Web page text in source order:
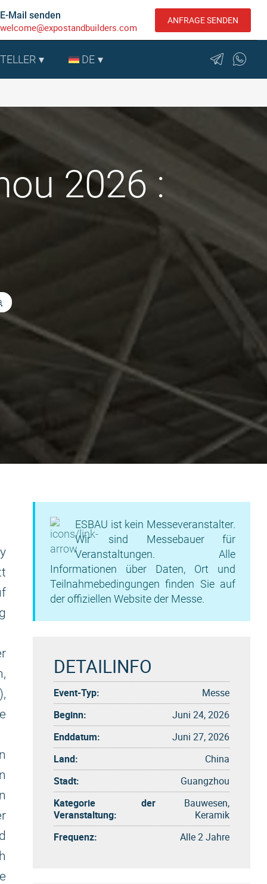
E-Mail senden
welcome@expostandbuilders.com
ANFRAGE SENDEN
DE
2026 :
ESBAU ist kein Messeveranstalter.
Wir sind Messebauer für
Veranstaltungen. Alle
Informationen über Daten, Ort und
Teilnahmebedingungen finden Sie auf
der offiziellen Website der Messe.
DETAILINFO
Event-Typ:
Messe
Beginn:
Juni 24, 2026
Enddatum:
Juni 27, 2026
Land:
China
Stadt:
Guangzhou
Kategorie der
Veranstaltung:
Bauwesen,
Keramik
Frequenz:
Alle 2 Jahre